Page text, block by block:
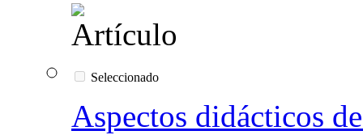
Seleccionado
Aspectos didácticos